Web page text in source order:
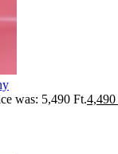
was: 5,490 Ft.4,490